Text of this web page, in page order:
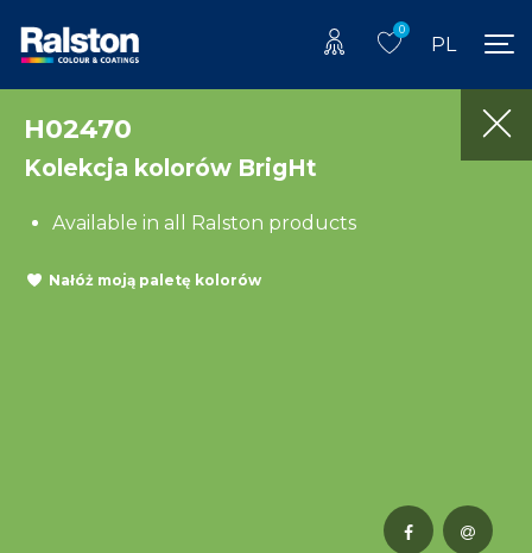
0
PL
H02470
Kolekcja kolorów BrigHt
Available in all Ralston products
Nałóż moją paletę kolorów